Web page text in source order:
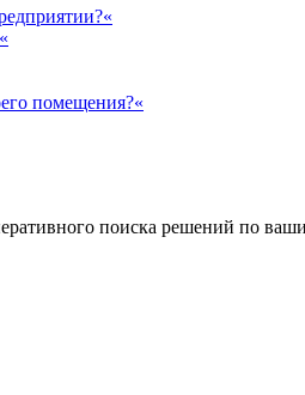
помещения?«
поиска решений по